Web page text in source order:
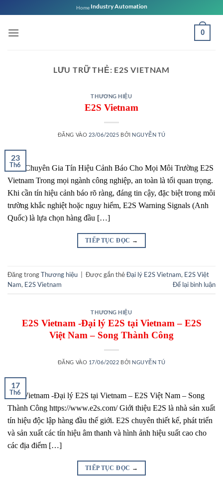
qua
nội
Home Industry Automation
0
LƯU TRỮ THẺ: E2S VIETNAM
THƯƠNG HIỆU
E2S Vietnam
ĐĂNG VÀO 23/06/2025 BỞI NGUYỄN TÚ
23
Th6
E2S: Chuyên Gia Tín Hiệu Cảnh Báo Cho Mọi Môi Trường E2S
Vietnam Trong mọi ngành công nghiệp, an toàn là tối quan trọng.
Khi cần tín hiệu cảnh báo rõ ràng, đáng tin cậy, đặc biệt trong môi
trường khắc nghiệt hoặc nguy hiểm, E2S Warning Signals (Anh
Quốc) là lựa chọn hàng đầu […]
TIẾP TỤC ĐỌC →
Đăng trongThương hiệu Được gắn thẻĐại lý E2S Vietnam, E2S Việt
Nam, E2S Vietnam Để lại bình luận
THƯƠNG HIỆU
E2S Vietnam -Đại lý E2S tại Vietnam – E2S
Việt Nam – Song Thành Công
ĐĂNG VÀO 17/06/2022 BỞI NGUYỄN TÚ
17
Th6
E2S Vietnam -Đại lý E2S tại Vietnam – E2S Việt Nam – Song
Thành Công https://www.e2s.com/ Giới thiệu E2S là nhà sản xuất
tín hiệu độc lập hàng đầu thế giới. E2S chuyên thiết kế, phát triển
và sản xuất các tín hiệu âm thanh và hình ảnh hiệu suất cao cho
các địa điểm […]
TIẾP TỤC ĐỌC →